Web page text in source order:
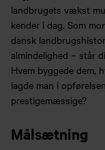
landbrugets vækst
kender i dag. Som
dansk
almindelighed – står
Hvem byggede dem,
lagde man i
prestigemæssige?
Målsætning